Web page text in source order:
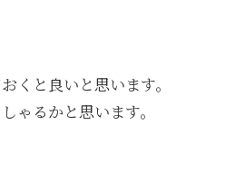
くと良いと思います。
ゃるかと思います。